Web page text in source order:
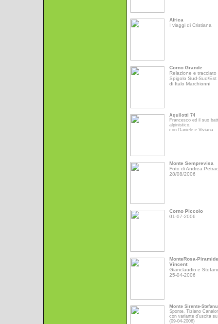
Africa
I viaggi di Cristiana
Corno Grande
Relazione e tracciato
Spigolo Sud-Sud/Est
di Italo Marchionni
Aquilotti 74
Francesco ed il suo
alpinistico,
con Daniele e Viviana
Monte Semprevisa
Foto di Andrea
28/08/2006
Corno Piccolo
01-07-2006
MonteRosa-Piramide
Vincent
Gianclaudio e
25-04-2006
Monte Sirente-
Sponte, Tiziano
con variante d'uscita
(09-04-2006)